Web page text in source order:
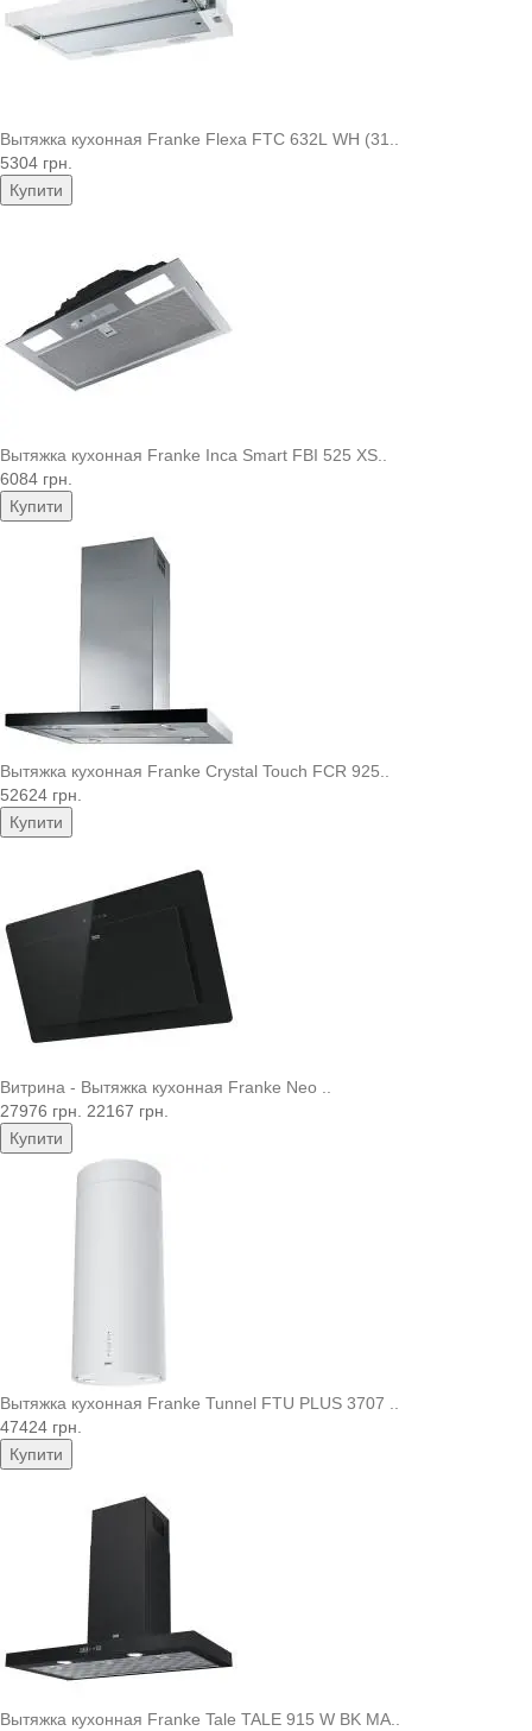
Вытяжка кухонная Franke Flexa FTC 632L WH (31..
5304 грн.
Купити
Вытяжка кухонная Franke Inca Smart FBI 525 XS..
6084 грн.
Купити
Вытяжка кухонная Franke Crystal Touch FCR 925..
52624 грн.
Купити
Витрина - Вытяжка кухонная Franke Neo ..
27976 грн.
22167 грн.
Купити
Вытяжка кухонная Franke Tunnel FTU PLUS 3707 ..
47424 грн.
Купити
Вытяжка кухонная Franke Tale TALE 915 W BK MA..